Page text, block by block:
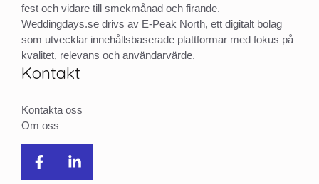
fest och vidare till smekmånad och firande.
Weddingdays.se drivs av E-Peak North, ett digitalt bolag
som utvecklar innehållsbaserade plattformar med fokus på
kvalitet, relevans och användarvärde.
Kontakt
Kontakta oss
Om oss